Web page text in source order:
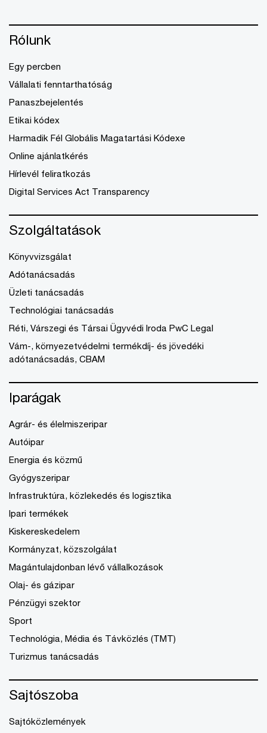
Rólunk
Egy percben
Vállalati fenntarthatóság
Panaszbejelentés
Etikai kódex
Harmadik Fél Globális Magatartási Kódexe
Online ajánlatkérés
Hírlevél feliratkozás
Digital Services Act Transparency
Szolgáltatások
Könyvvizsgálat
Adótanácsadás
Üzleti tanácsadás
Technológiai tanácsadás
Réti, Várszegi és Társai Ügyvédi Iroda PwC Legal
Vám-, környezetvédelmi termékdíj- és jövedéki
adótanácsadás, CBAM
Iparágak
Agrár- és élelmiszeripar
Autóipar
Energia és közmű
Gyógyszeripar
Infrastruktúra, közlekedés és logisztika
Ipari termékek
Kiskereskedelem
Kormányzat, közszolgálat
Magántulajdonban lévő vállalkozások
Olaj- és gázipar
Pénzügyi szektor
Sport
Technológia, Média és Távközlés (TMT)
Turizmus tanácsadás
Sajtószoba
Sajtóközlemények